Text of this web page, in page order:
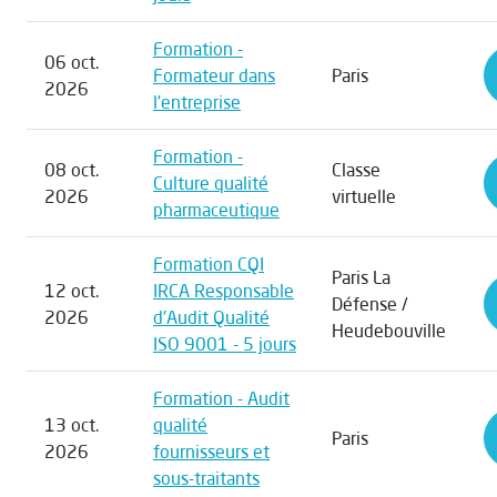
06 oct.
2026
Formation -
Formateur dans
l’entreprise
Paris
08 oct.
2026
Formation -
Culture qualité
pharmaceutique
Classe
virtuelle
12 oct.
2026
Formation CQI
IRCA Responsable
d'Audit Qualité
ISO 9001 - 5 jours
Paris La
Défense /
Heudebouville
13 oct.
2026
Formation - Audit
qualité
fournisseurs et
sous-traitants
Paris